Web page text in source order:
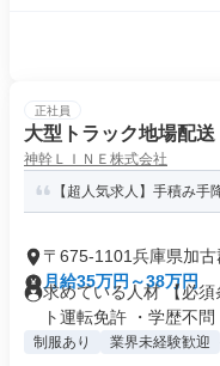
正社員
大型トラック地場配
神幹ＬＩＮＥ株式会社
【超人気求人】手積み
〒675-1101兵庫県加
月給35万円～38万円
求めている人材 【必
ト運転免許 ・学歴不問
制服あり 業界未経験歓迎